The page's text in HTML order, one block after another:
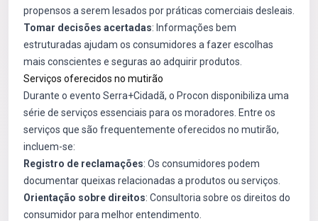
propensos a serem lesados por práticas comerciais desleais.
Tomar decisões acertadas: Informações bem
estruturadas ajudam os consumidores a fazer escolhas
mais conscientes e seguras ao adquirir produtos.
Serviços oferecidos no mutirão
Durante o evento Serra+Cidadã, o Procon disponibiliza uma
série de serviços essenciais para os moradores. Entre os
serviços que são frequentemente oferecidos no mutirão,
incluem-se:
Registro de reclamações: Os consumidores podem
documentar queixas relacionadas a produtos ou serviços.
Orientação sobre direitos: Consultoria sobre os direitos do
consumidor para melhor entendimento.